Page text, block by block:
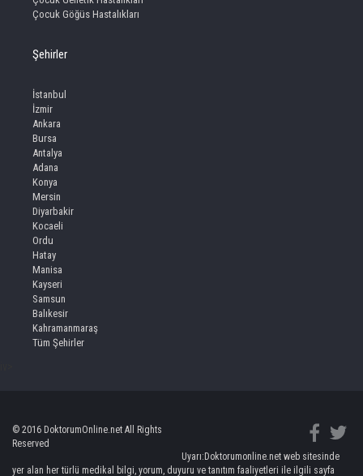
Çocuk Göğüs Hastalıkları
Şehirler
İstanbul
İzmir
Ankara
Bursa
Antalya
Adana
Konya
Mersin
Diyarbakir
Kocaeli
Ordu
Hatay
Manisa
Kayseri
Samsun
Balıkesir
Kahramanmaraş
Tüm Şehirler
© 2016 DoktorumOnline.net All Rights
Reserved
Uyarı:Doktorumonline.net web sitesinde
yer alan her türlü medikal bilgi, yorum, duyuru ve tanıtım faaliyetleri ile ilgili sayfa